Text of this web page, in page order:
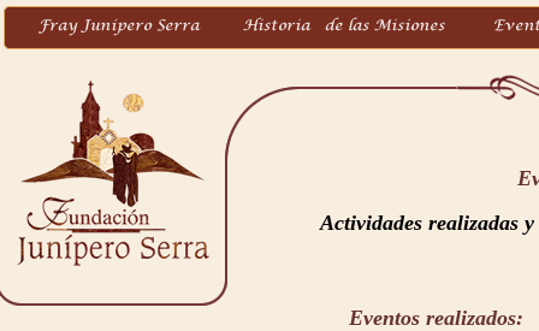
Actividades realizadas
Eventos realizados: